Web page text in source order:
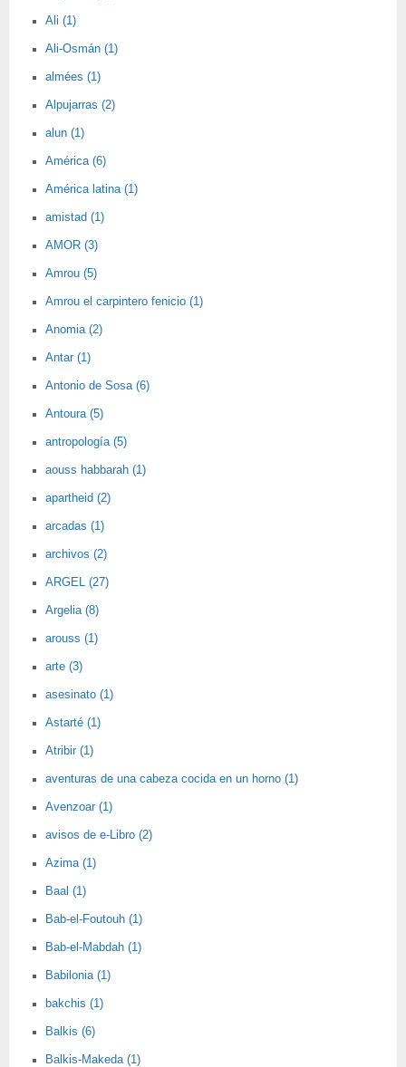
Ali (1)
Ali-Osmán (1)
almées (1)
Alpujarras (2)
alun (1)
América (6)
América latina (1)
amistad (1)
AMOR (3)
Amrou (5)
Amrou el carpintero fenicio (1)
Anomia (2)
Antar (1)
Antonio de Sosa (6)
Antoura (5)
antropología (5)
aouss habbarah (1)
apartheid (2)
arcadas (1)
archivos (2)
ARGEL (27)
Argelia (8)
arouss (1)
arte (3)
asesinato (1)
Astarté (1)
Atribir (1)
aventuras de una cabeza cocida en un horno (1)
Avenzoar (1)
avisos de e-Libro (2)
Azima (1)
Baal (1)
Bab-el-Foutouh (1)
Bab-el-Mabdah (1)
Babilonia (1)
bakchis (1)
Balkis (6)
Balkis-Makeda (1)